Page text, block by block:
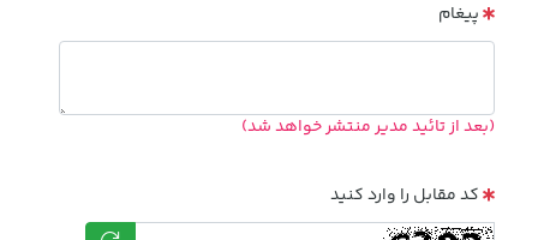
پیغام
(بعد از تائید مدیر منتشر خواهد شد)
کد مقابل را وارد کنید